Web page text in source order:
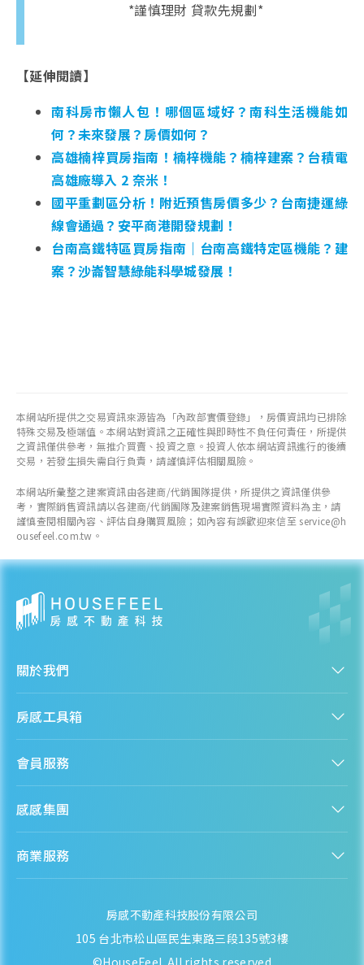
*謹慎理財 貸款先規劃*
【延伸閱讀】
南科房市懶人包！哪個區域好？南科生活機能如
何？未來發展？房價如何？
高雄楠梓買房指南！楠梓機能？楠梓建案？台積電
高雄廠導入 2 奈米！
國平重劃區分析！附近預售房價多少？台南捷運綠
線會通過？安平商港開發規劃！
台南高鐵特區買房指南｜台南高鐵特定區機能？建
案？沙崙智慧綠能科學城發展！
本網站所提供之交易資訊來源皆為「內政部實價登錄」，房價資訊均已排除
特殊交易及極端值。本網站對資訊之正確性與即時性不負任何責任，所提供
之資訊僅供參考，無推介買賣、投資之意。投資人依本網站資訊進行的後續
交易，若發生損失需自行負責，請謹慎評估相關風險。
本網站所彙整之建案資訊由各建商/代銷團隊提供，所提供之資訊僅供參
考，實際銷售資訊請以各建商/代銷團隊及建案銷售現場實際資料為主，請
謹慎查閱相關內容、評估自身購買風險；如內容有誤歡迎來信至 service@h
ousefeel.com.tw。
關於我們
人才招募
隱私政策
資訊安全政策
房感工具箱
購屋能力試算
熱門區域分析
房產知識庫
會員服務
會員專區
感感集團
房感 HouseFeel
商業服務
房感不動產科技股份有限公司
105 台北市松山區民生東路三段135號3樓
©HouseFeel. All rights reserved